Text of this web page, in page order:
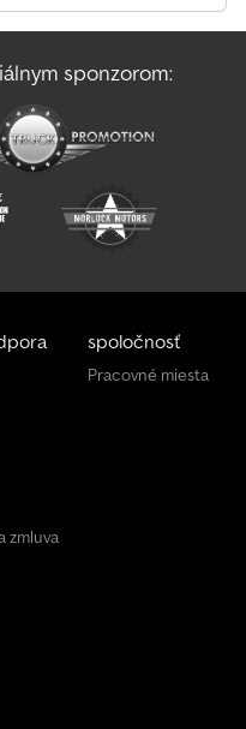
sponzorom:
zmluva
spoločnosť
Pracovné miesta